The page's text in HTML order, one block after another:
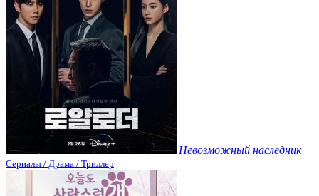
Невозможный наследник
Сериалы / Драма / Триллер